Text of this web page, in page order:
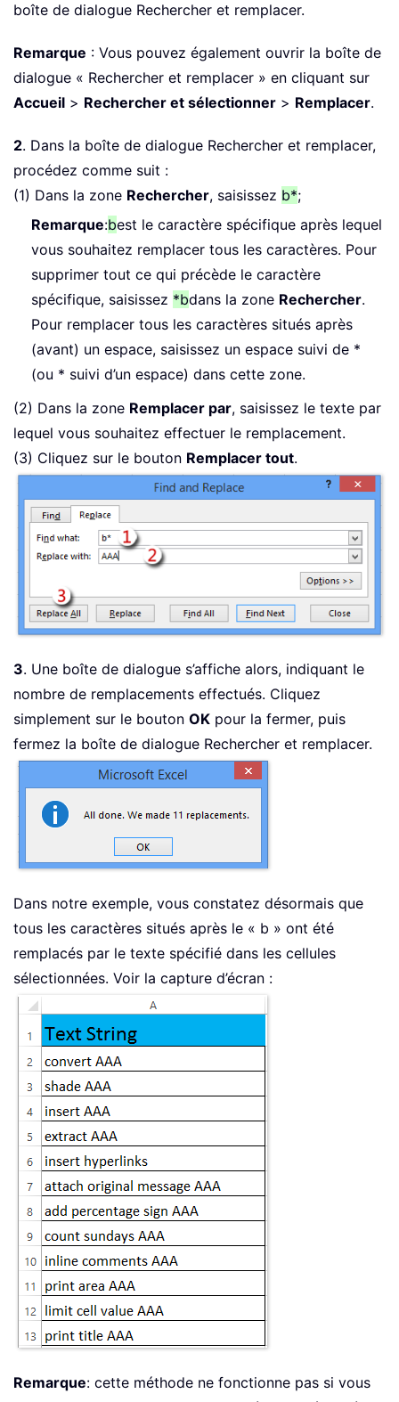
boîte de dialogue Rechercher et remplacer.
Remarque : Vous pouvez également ouvrir la boîte de
dialogue « Rechercher et remplacer » en cliquant sur
Accueil > Rechercher et sélectionner > Remplacer.
2. Dans la boîte de dialogue Rechercher et remplacer,
procédez comme suit :
(1) Dans la zone Rechercher, saisissez b*;
Remarque:best le caractère spécifique après lequel
vous souhaitez remplacer tous les caractères. Pour
supprimer tout ce qui précède le caractère
spécifique, saisissez *bdans la zone Rechercher.
Pour remplacer tous les caractères situés après
(avant) un espace, saisissez un espace suivi de *
(ou * suivi d’un espace) dans cette zone.
(2) Dans la zone Remplacer par, saisissez le texte par
lequel vous souhaitez effectuer le remplacement.
(3) Cliquez sur le bouton Remplacer tout.
3. Une boîte de dialogue s’affiche alors, indiquant le
nombre de remplacements effectués. Cliquez
simplement sur le bouton OK pour la fermer, puis
fermez la boîte de dialogue Rechercher et remplacer.
Dans notre exemple, vous constatez désormais que
tous les caractères situés après le « b » ont été
remplacés par le texte spécifié dans les cellules
sélectionnées. Voir la capture d’écran :
Remarque: cette méthode ne fonctionne pas si vous